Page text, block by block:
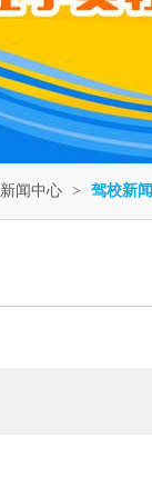
新闻中心 > 驾校新闻